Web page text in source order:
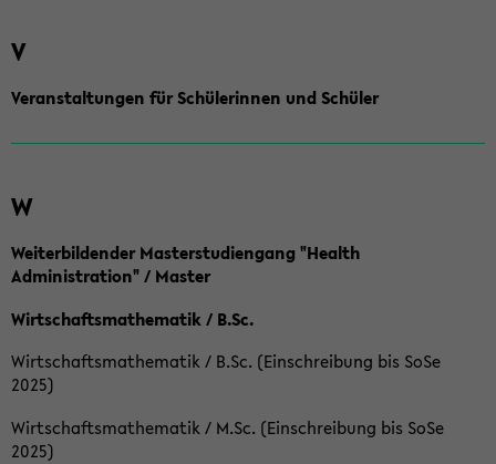
V
Veranstaltungen für Schülerinnen und Schüler
W
Weiterbildender Masterstudiengang "Health
Administration" / Master
Wirtschaftsmathematik / B.Sc.
Wirtschaftsmathematik / B.Sc. (Einschreibung bis SoSe
2025)
Wirtschaftsmathematik / M.Sc. (Einschreibung bis SoSe
2025)